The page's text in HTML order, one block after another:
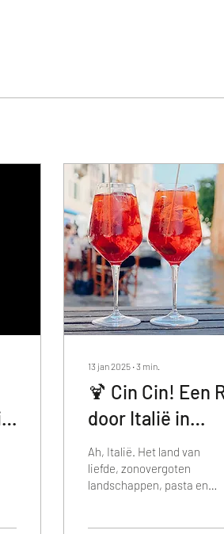
13 jan 2025 ∙3 min.
🍹 Cin Cin! Een
door Italië in
Cocktails 🍋
Ah, Italië. Het land van
liefde, zonovergoten
landschappen, pasta en…